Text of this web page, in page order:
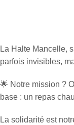
La Halte Mancelle,
parfois invisibles,
🌟 Notre mission ?
base : un repas
La solidarité est